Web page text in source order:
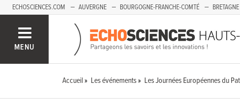
ECHOSCIENCES.COM AUVERGNE BOURGOGNE-FRANCHE-COMTÉ BRETAGNE
SAVOIE MONT-BLANC
MENU
Accueil Les événements Les Journées Européennes du